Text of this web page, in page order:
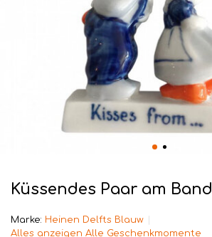
Küssendes Paar am Band
Marke: Heinen Delfts Blauw
Alles anzeigen Alle Geschenkmomente